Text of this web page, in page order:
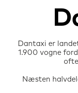
Dantaxi er
1.900 vogne
Næsten